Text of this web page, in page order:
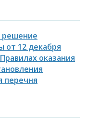
решение
от 12 декабря
оказания
перечня